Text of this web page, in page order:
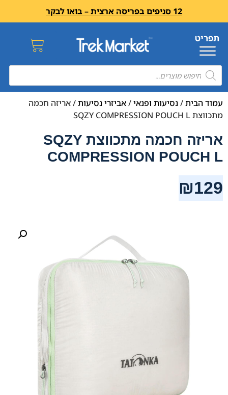
12 סניפים בפריסה ארצית – בואו לבקר
עמוד הבית/ נסיעות ופנאי/אביזרי נסיעות/ אריזה חכמה
מתכווצת SQZY COMPRESSION POUCH L
אריזה חכמה מתכווצת SQZY
COMPRESSION POUCH L
₪129